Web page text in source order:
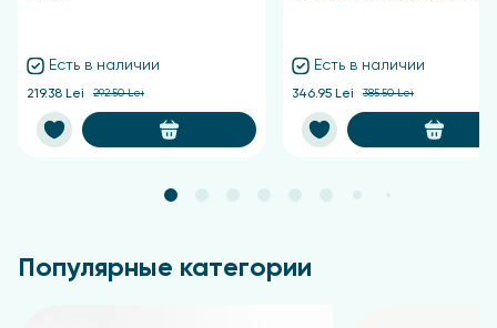
Есть в наличии
219.38 Lei 292.50 Lei
Есть в наличии
346.95 Lei 385.50 Lei
Популярные категории